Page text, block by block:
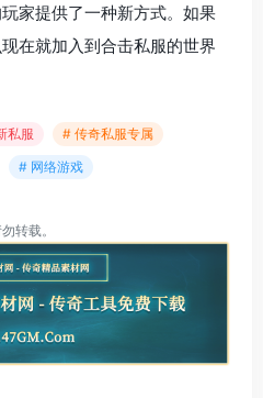
家提供了一种新方式。如果
在就加入到合击私服的世界
私服
# 传奇私服专属
# 网络游戏
转载。